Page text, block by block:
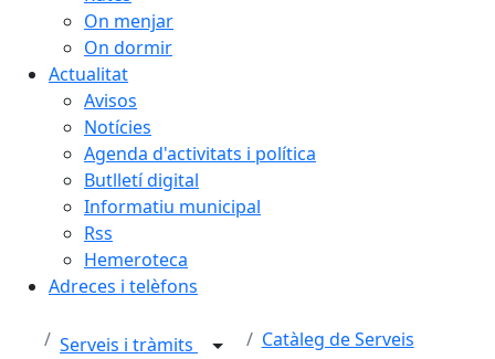
On menjar
On dormir
Actualitat
Avisos
Notícies
Agenda d'activitats i política
Butlletí digital
Informatiu municipal
Rss
Hemeroteca
Adreces i telèfons
Serveis i tràmits Catàleg de Serveis